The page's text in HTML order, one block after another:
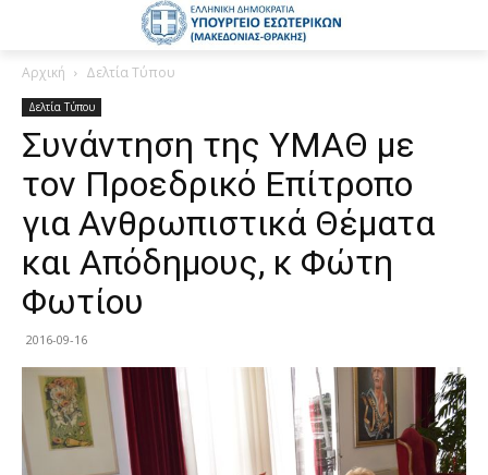
Αρχική Δελτία Τύπου
Δελτία Τύπου
Συνάντηση της ΥΜΑΘ με
τον Προεδρικό Επίτροπο
για Ανθρωπιστικά Θέματα
και Απόδημους, κ Φώτη
Φωτίου
2016-09-16